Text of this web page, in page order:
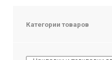
Категории товаров